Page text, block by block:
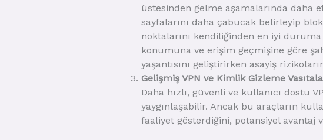
üstesinden gelme aşamalarında daha
sayfalarını daha çabucak belirleyip
noktalarını kendiliğinden en iyi
konumuna ve erişim geçmişine göre
yaşantısını geliştirirken asayiş
Gelişmiş VPN ve Kimlik Gizleme
Daha hızlı, güvenli ve kullanıcı dostu
yaygınlaşabilir. Ancak bu araçların
faaliyet gösterdiğini, potansiyel avantaj